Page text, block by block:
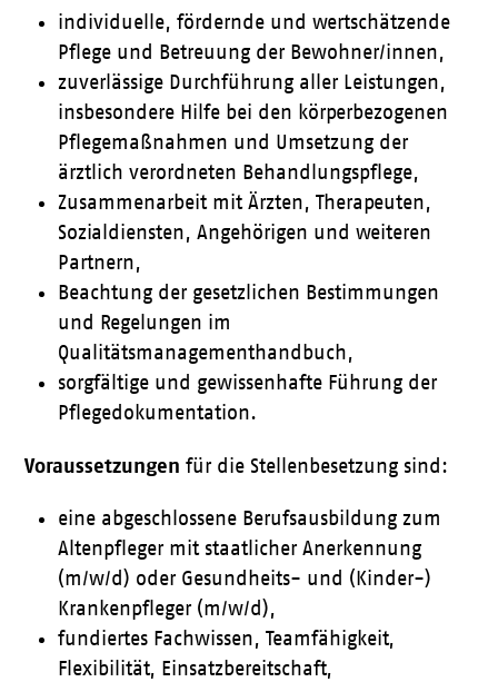
individuelle, fördernde und wertschätzende
Pflege und Betreuung der Bewohner/innen,
zuverlässige Durchführung aller Leistungen,
insbesondere Hilfe bei den körperbezogenen
Pflegemaßnahmen und Umsetzung der
ärztlich verordneten Behandlungspflege,
Zusammenarbeit mit Ärzten, Therapeuten,
Sozialdiensten, Angehörigen und weiteren
Partnern,
Beachtung der gesetzlichen Bestimmungen
und Regelungen im
Qualitätsmanagementhandbuch,
sorgfältige und gewissenhafte Führung der
Pflegedokumentation.
Voraussetzungen für die Stellenbesetzung sind:
eine abgeschlossene Berufsausbildung zum
Altenpfleger mit staatlicher Anerkennung
(m/w/d) oder Gesundheits- und (Kinder-)
Krankenpfleger (m/w/d),
fundiertes Fachwissen, Teamfähigkeit,
Flexibilität, Einsatzbereitschaft,